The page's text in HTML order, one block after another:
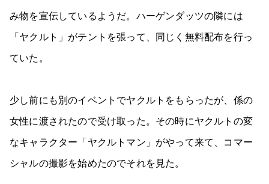
み物を宣伝しているようだ。ハーゲンダッツの隣には
「ヤクルト」がテントを張って、同じく無料配布を行っ
ていた。
少し前にも別のイベントでヤクルトをもらったが、係の
女性に渡されたので受け取った。その時にヤクルトの変
なキャラクター「ヤクルトマン」がやって来て、コマー
シャルの撮影を始めたのでそれを見た。